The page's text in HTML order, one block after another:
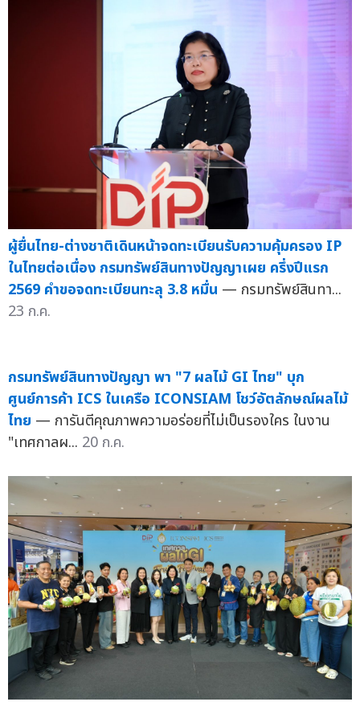
ผู้ยื่นไทย-ต่างชาติเดินหน้าจดทะเบียนรับความคุ้มครอง IP
ในไทยต่อเนื่อง กรมทรัพย์สินทางปัญญาเผย ครึ่งปีแรก
2569 คำขอจดทะเบียนทะลุ 3.8 หมื่น — กรมทรัพย์สินทา...
23 ก.ค.
กรมทรัพย์สินทางปัญญา พา "7 ผลไม้ GI ไทย" บุก
ศูนย์การค้า ICS ในเครือ ICONSIAM โชว์อัตลักษณ์ผลไม้
ไทย— การันตีคุณภาพความอร่อยที่ไม่เป็นรองใคร ในงาน
"เทศกาลผ...20 ก.ค.